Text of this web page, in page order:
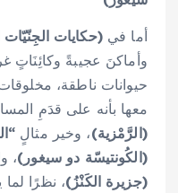
أما في(حكايات الجِنّيّات
وأماكنَ عجيبةً وكائِنَاتٍ
حيوانات ناطقة،
معها بأنه على قدَمِ
(الرَّمْزية)، وخير مثالٍ
(الكُونتيسّة دو سيغور)،
(جزيرة الكَنْزُ)، نظرًا